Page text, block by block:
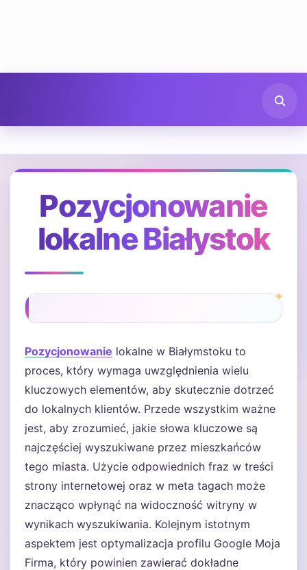
Pozycjonowanie
lokalne Białystok
Pozycjonowanie lokalne w Białymstoku to
proces, który wymaga uwzględnienia wielu
kluczowych elementów, aby skutecznie dotrzeć
do lokalnych klientów. Przede wszystkim ważne
jest, aby zrozumieć, jakie słowa kluczowe są
najczęściej wyszukiwane przez mieszkańców
tego miasta. Użycie odpowiednich fraz w treści
strony internetowej oraz w meta tagach może
znacząco wpłynąć na widoczność witryny w
wynikach wyszukiwania. Kolejnym istotnym
aspektem jest optymalizacja profilu Google Moja
Firma, który powinien zawierać dokładne